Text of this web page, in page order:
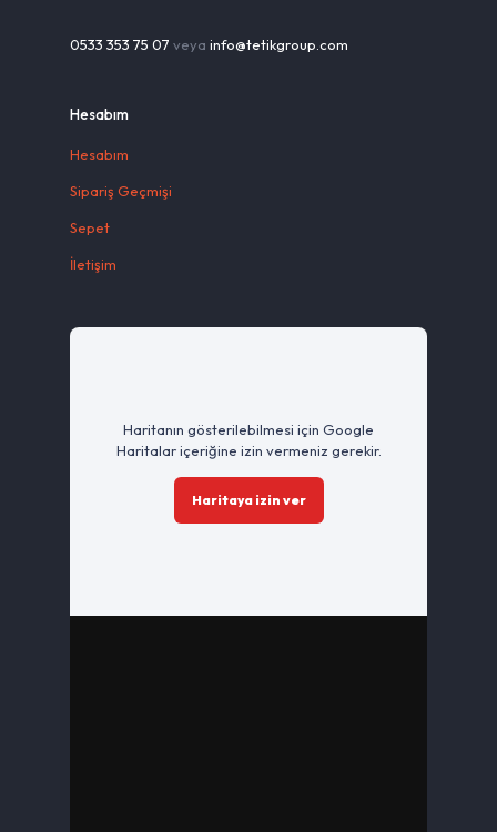
0533 353 75 07 veya info@tetikgroup.com
Hesabım
Hesabım
Sipariş Geçmişi
Sepet
İletişim
Haritanın gösterilebilmesi için Google
Haritalar içeriğine izin vermeniz gerekir.
Haritaya izin ver